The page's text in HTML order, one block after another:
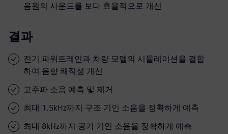
음원의 사운드를 보다 효율적으로 개선
결과
전기 파워트레인과 차량 모델의 시뮬레이션을 결합
하여 음향 쾌적성 개선
고주파 소음 예측 및 제거
최대 1.5kHz까지 구조 기인 소음을 정확하게 예측
최대 8kHz까지 공기 기인 소음을 정확하게 예측